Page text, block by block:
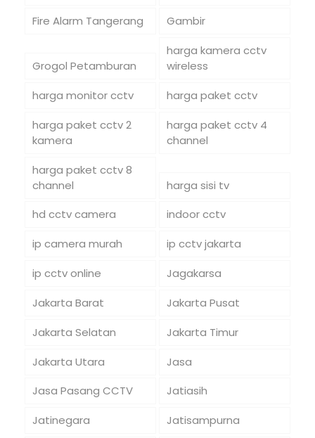
Fire Alarm Tangerang
Gambir
Grogol Petamburan
harga kamera cctv
wireless
harga monitor cctv
harga paket cctv
harga paket cctv 2
kamera
harga paket cctv 4
channel
harga paket cctv 8
channel
harga sisi tv
hd cctv camera
indoor cctv
ip camera murah
ip cctv jakarta
ip cctv online
Jagakarsa
Jakarta Barat
Jakarta Pusat
Jakarta Selatan
Jakarta Timur
Jakarta Utara
Jasa
Jasa Pasang CCTV
Jatiasih
Jatinegara
Jatisampurna